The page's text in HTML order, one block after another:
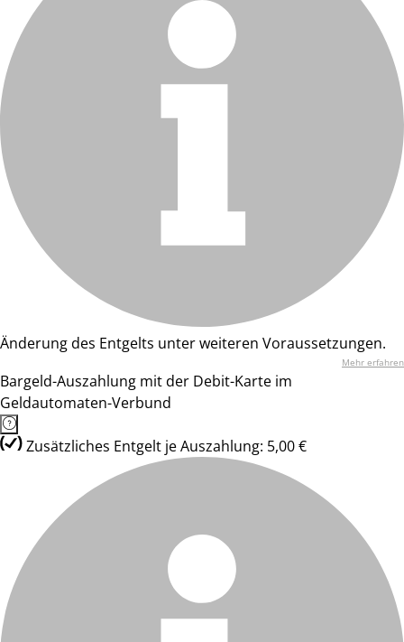
Änderung des Entgelts unter weiteren Voraussetzungen.
Mehr erfahren
Bargeld-Auszahlung mit der Debit-Karte im
Geldautomaten-Verbund
Zusätzliches Entgelt je Auszahlung: 5,00 €